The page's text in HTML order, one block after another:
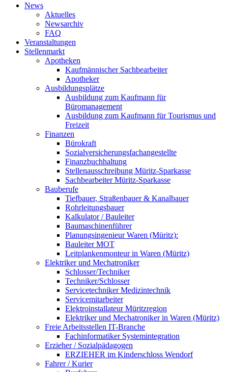
News
Aktuelles
Newsarchiv
FAQ
Veranstaltungen
Stellenmarkt
Apotheken
Kaufmännischer Sachbearbeiter
Apotheker
Ausbildungsplätze
Ausbildung zum Kaufmann für
Büromanagement
Ausbildung zum Kaufmann für Tourismus und
Freizeit
Finanzen
Bürokraft
Sozialversicherungsfachangestellte
Finanzbuchhaltung
Stellenausschreibung Müritz-Sparkasse
Sachbearbeiter Müritz-Sparkasse
Bauberufe
Tiefbauer, Straßenbauer & Kanalbauer
Rohrleitungsbauer
Kalkulator / Bauleiter
Baumaschinenführer
Planungsingenieur Waren (Müritz):
Bauleiter MOT
Leitplankenmonteur in Waren (Müritz)
Elektriker und Mechatroniker
Schlosser/Techniker
Techniker/Schlosser
Servicetechniker Medizintechnik
Servicemitarbeiter
Elektroinstallateur Müritzregion
Elektriker und Mechatroniker in Waren (Müritz)
Freie Arbeitsstellen IT-Branche
Fachinformatiker Systemintegration
Erzieher / Sozialpädagogen
ERZIEHER im Kinderschloss Wendorf
Fahrer / Kurier